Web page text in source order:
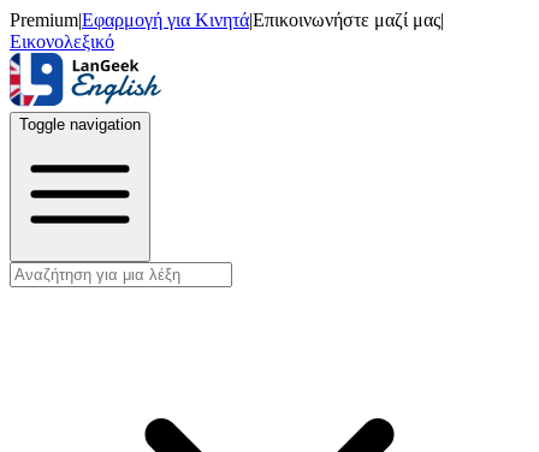
Premium|Εφαρμογή για Κινητά|Επικοινωνήστε μαζί μας|
Εικονολεξικό
Toggle navigation